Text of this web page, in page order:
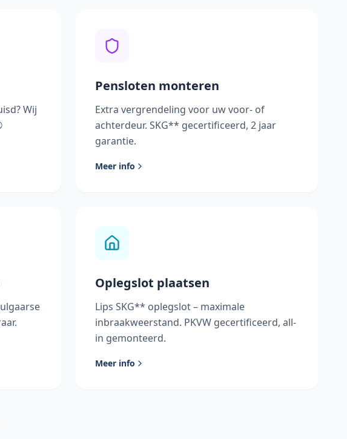
Wij
Pensloten monteren
Extra vergrendeling voor uw voor- of
achterdeur. SKG** gecertificeerd, 2 jaar
garantie.
Meer info
Oplegslot plaatsen
Lips SKG** oplegslot – maximale
inbraakweerstand. PKVW gecertificeerd, all-
in gemonteerd.
Meer info